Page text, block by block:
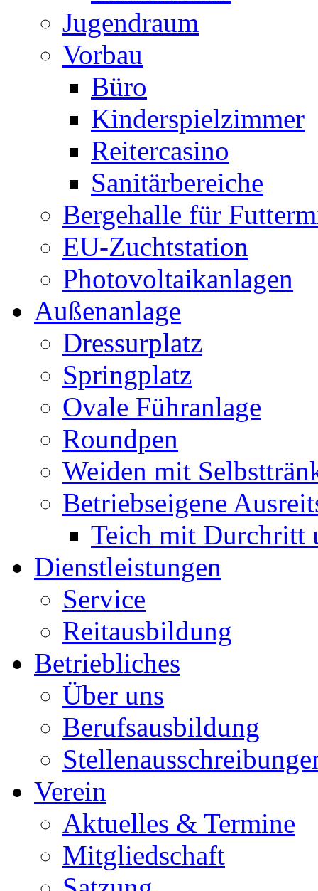
Jugendraum
Vorbau
Büro
Kinderspielzimmer
Reitercasino
Sanitärbereiche
Bergehalle für
EU-Zuchtstation
Photovoltaikanlagen
Außenanlage
Dressurplatz
Springplatz
Ovale Führanlage
Roundpen
Weiden mit
Betriebseigene
Teich mit Durchritt
Dienstleistungen
Service
Reitausbildung
Betriebliches
Über uns
Berufsausbildung
Verein
Aktuelles & Termine
Mitgliedschaft